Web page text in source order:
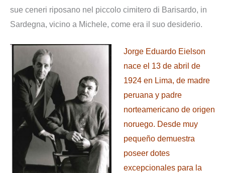
sue ceneri riposano nel piccolo cimitero di Barisardo, in
Sardegna, vicino a Michele, come era il suo desiderio.
Jorge Eduardo Eielson
nace el 13 de abril de
1924 en Lima, de madre
peruana y padre
norteamericano de origen
noruego. Desde muy
pequeño demuestra
poseer dotes
excepcionales para la